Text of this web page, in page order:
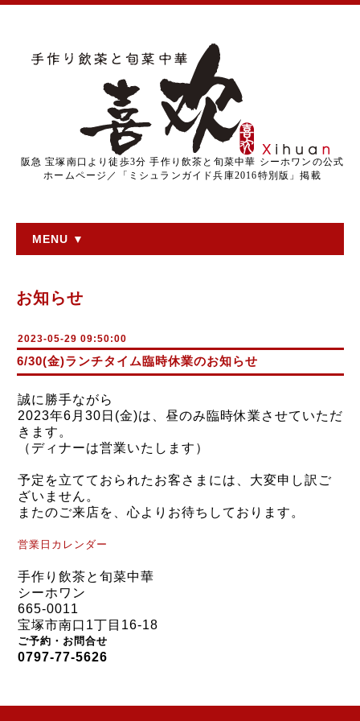
阪急 宝塚南口より徒歩3分 手作り飲茶と旬菜中華 シーホワンの公式
ホームページ／「ミシュランガイド兵庫2016特別版」掲載
MENU ▼
お知らせ
2023-05-29 09:50:00
6/30(金)ランチタイム臨時休業のお知らせ
誠に勝手ながら
2023年6月30日(金)は、 昼のみ臨時休業させていただ
きます。
（ディナーは営業いたします）
予定を立てておられたお客さまには、大変申し訳ご
ざいません。
またのご来店を、心よりお待ちしております。
営業日カレンダー
手作り飲茶と旬菜中華
シーホワン
665-0011
宝塚市南口1丁目16-18
ご予約・お問合せ
0797-77-5626